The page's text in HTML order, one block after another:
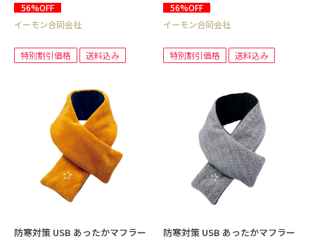
56%OFF
イーモン合同会社
特別割引価格 送料込み
56%OFF
イーモン合同会社
特別割引価格 送料込み
防寒対策 USB あったかマフラー
防寒対策 USB あったかマフラー